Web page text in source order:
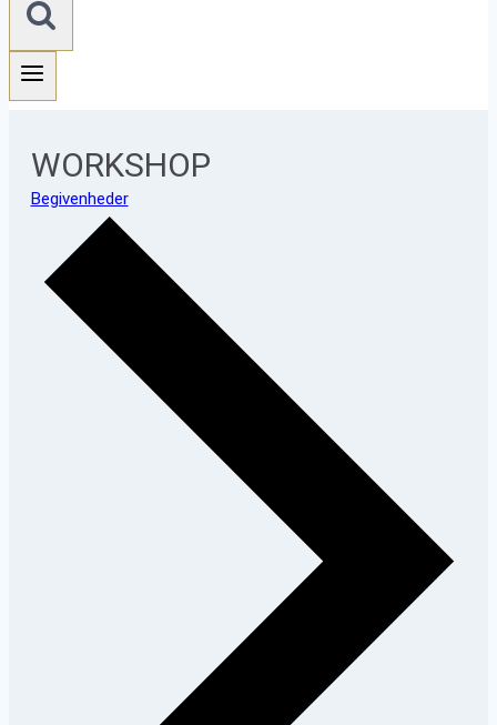
WORKSHOP
Begivenheder